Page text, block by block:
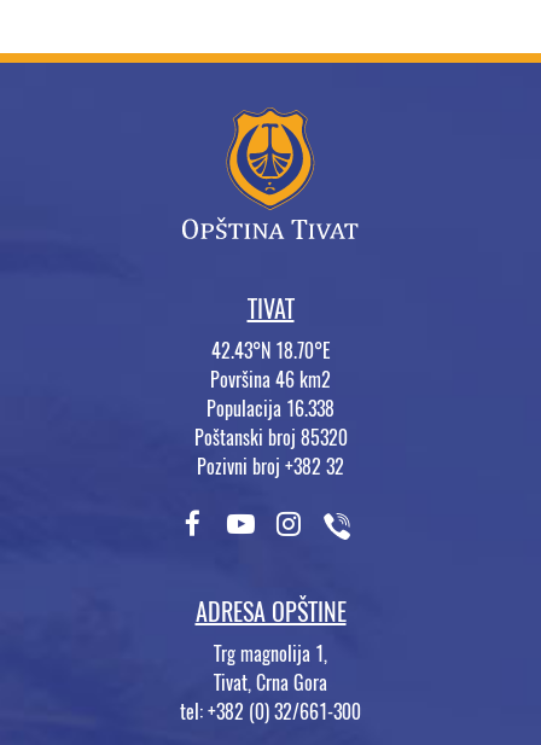
TIVAT
42.43°N 18.70°E
Površina 46 km2
Populacija 16.338
Poštanski broj 85320
Pozivni broj +382 32
ADRESA OPŠTINE
Trg magnolija 1,
Tivat, Crna Gora
tel: +382 (0) 32/661-300